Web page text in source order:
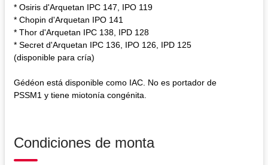
* Osiris d'Arquetan IPC 147, IPO 119
* Chopin d'Arquetan IPO 141
* Thor d'Arquetan IPC 138, IPD 128
* Secret d'Arquetan IPC 136, IPO 126, IPD 125
(disponible para cría)
Gédéon está disponible como IAC. No es portador de
PSSM1 y tiene miotonía congénita.
Condiciones de monta